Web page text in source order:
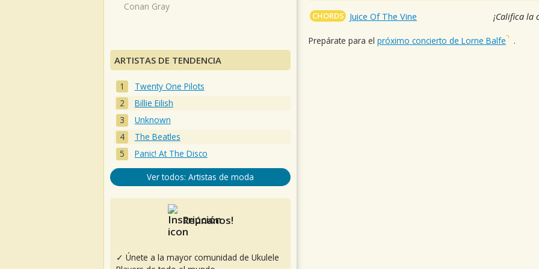
CHORDS Juice Of The Vine ¡Califica la
Prepárate para el próximo concierto de Lorne Balfe .
Conan Gray
ARTISTAS DE TENDENCIA
Twenty One Pilots
Billie Eilish
Unknown
The Beatles
Panic! At The Disco
Ver todos: Artistas de moda
Reúnanos!
✓ Únete a la mayor comunidad de Ukulele